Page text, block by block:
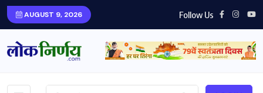
AUGUST 9, 2026 Follow Us